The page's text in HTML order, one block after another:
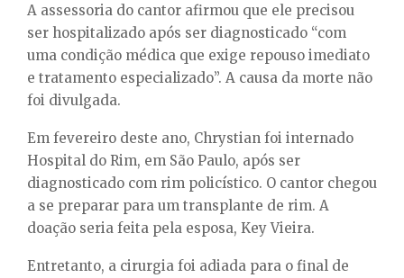
U
A assessoria do cantor afirmou que ele precisou
ser hospitalizado após ser diagnosticado “com
uma condição médica que exige repouso imediato
e tratamento especializado”. A causa da morte não
foi divulgada.
Em fevereiro deste ano, Chrystian foi internado
Hospital do Rim, em São Paulo, após ser
diagnosticado com rim policístico. O cantor chegou
a se preparar para um transplante de rim. A
doação seria feita pela esposa, Key Vieira.
Entretanto, a cirurgia foi adiada para o final de